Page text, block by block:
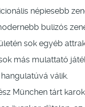
népiesebb
bulizós
sok egyéb
más mulattató
válik.
München tárt